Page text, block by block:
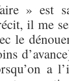
» est
il me
le
a